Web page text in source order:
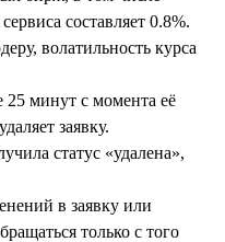
составляет 0.8%.
волатильность курса
25 минут с момента её
заявку.
статус «удалена»,
в заявку или
только с того